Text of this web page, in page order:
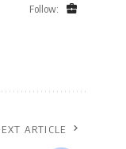
Follow:
ARTICLE